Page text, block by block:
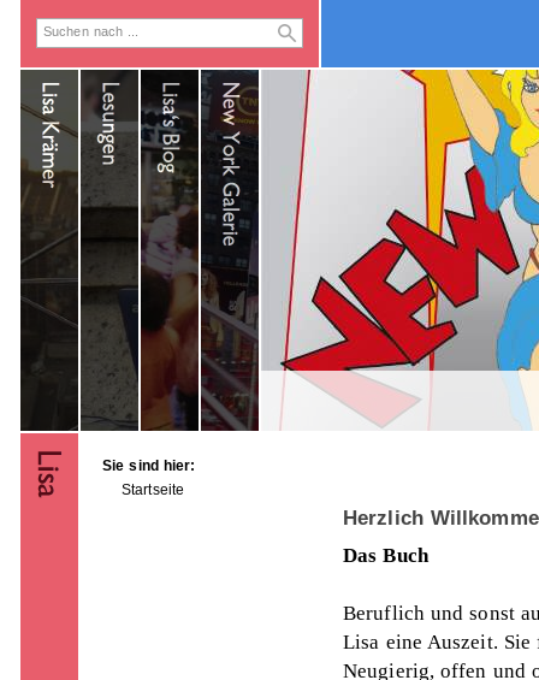
Sie sind hier:
Startseite
Herzlich
Das Buch
Beruflich und sonst
Lisa eine Auszeit.
Neugierig, offen und